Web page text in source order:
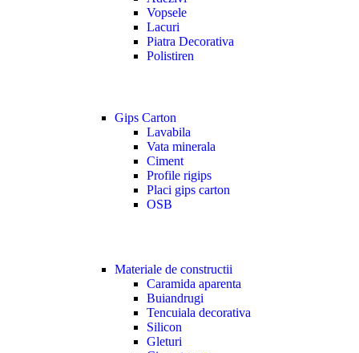
Vopsele
Lacuri
Piatra Decorativa
Polistiren
Gips Carton
Lavabila
Vata minerala
Ciment
Profile rigips
Placi gips carton
OSB
Materiale de constructii
Caramida aparenta
Buiandrugi
Tencuiala decorativa
Silicon
Gleturi